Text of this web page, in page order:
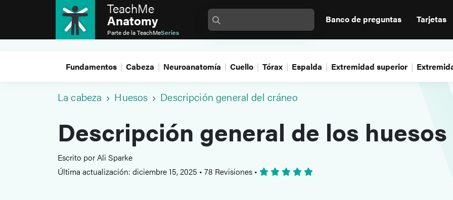
TeachMe
Anatomy
Parte de laTeachMeSeries
Banco de preguntas Tarjetas
Fundamentos Cabeza Neuroanatomía Cuello Tórax Espalda Extremidad superior
La cabeza Huesos Descripción general del cráneo
Descripción general de los
Escrito por Ali Sparke
Última actualización: diciembre 15, 2025 • 78 Revisiones •